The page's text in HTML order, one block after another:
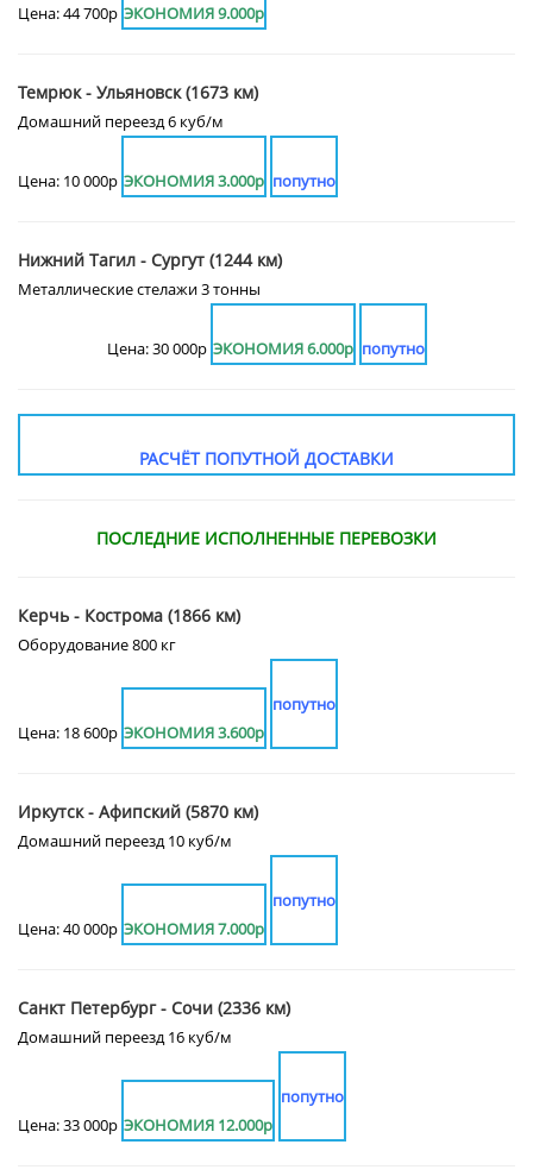
Цена: 44 700р ЭКОНОМИЯ 9.000р
Темрюк - Ульяновск (1673 км)
Домашний переезд 6 куб/м
Цена: 10 000р ЭКОНОМИЯ 3.000р попутно
Нижний Тагил - Сургут (1244 км)
Металлические стелажи 3 тонны
Цена: 30 000р ЭКОНОМИЯ 6.000р попутно
РАСЧЁТ ПОПУТНОЙ ДОСТАВКИ
ПОСЛЕДНИЕ ИСПОЛНЕННЫЕ ПЕРЕВОЗКИ
Керчь - Кострома (1866 км)
Оборудование 800 кг
Цена: 18 600р ЭКОНОМИЯ 3.600р
попутно
Иркутск - Афипский (5870 км)
Домашний переезд 10 куб/м
Цена: 40 000р ЭКОНОМИЯ 7.000р
попутно
Санкт Петербург - Сочи (2336 км)
Домашний переезд 16 куб/м
Цена: 33 000р ЭКОНОМИЯ 12.000р
попутно